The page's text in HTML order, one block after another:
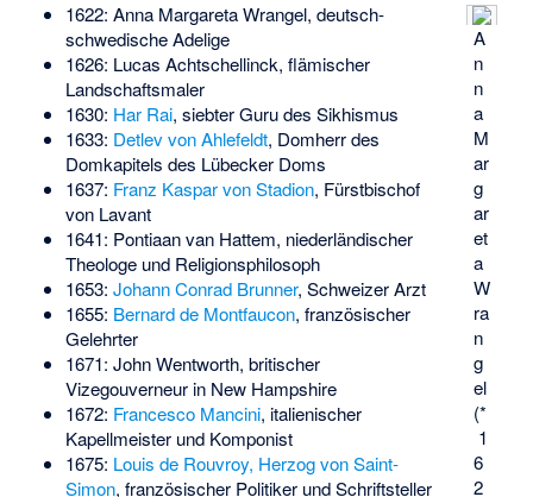
A
n
n
a
M
ar
g
ar
et
a
W
ra
n
g
el
(*
1
6
2
1622: Anna Margareta Wrangel, deutsch-
schwedische Adelige
1626: Lucas Achtschellinck, flämischer
Landschaftsmaler
1630: Har Rai, siebter Guru des Sikhismus
1633: Detlev von Ahlefeldt, Domherr des
Domkapitels des Lübecker Doms
1637: Franz Kaspar von Stadion, Fürstbischof
von Lavant
1641: Pontiaan van Hattem, niederländischer
Theologe und Religionsphilosoph
1653: Johann Conrad Brunner, Schweizer Arzt
1655: Bernard de Montfaucon, französischer
Gelehrter
1671: John Wentworth, britischer
Vizegouverneur in New Hampshire
1672: Francesco Mancini, italienischer
Kapellmeister und Komponist
1675: Louis de Rouvroy, Herzog von Saint-
Simon, französischer Politiker und Schriftsteller